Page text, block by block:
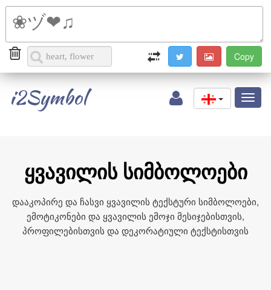
i2Symbol
ყვავილის სიმბოლოები
დააკოპირე და ჩასვი ყვავილის ტექსტური სიმბოლოები,
ემოტიკონები და ყვავილის ემოჯი მესიჯებისთვის,
პროფილებისთვის და დეკორატიული ტექსტისთვის